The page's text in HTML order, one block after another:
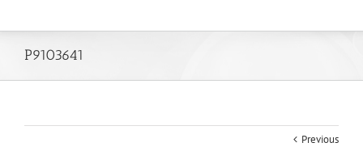
P9103641
Previous